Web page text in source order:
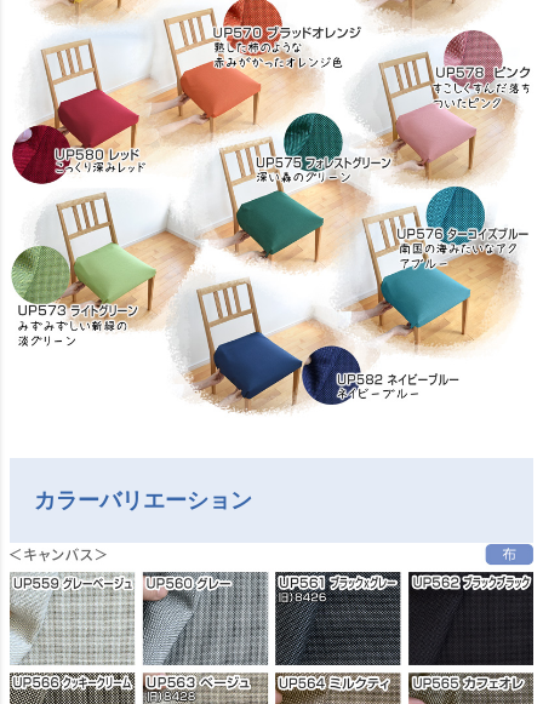
カラーバリエーション